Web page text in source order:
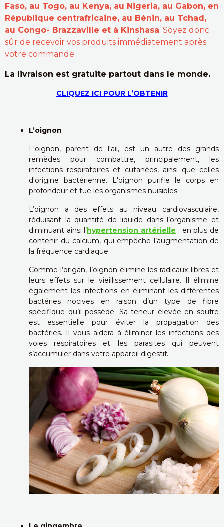
Faso, au Togo, au Kenya, au Nigeria, au Gabon, en
République centrafricaine, au Bénin, au Tchad,
au Congo- Brazzaville et à Kinshasa. Soyez donc
sûr de recevoir vos produits immédiatement après
votre commande.
La livraison est gratuite partout dans le monde.
CLIQUEZ ICI POUR L’OBTENIR
L’oignon
L'oignon, parent de l'ail, est un autre des grands
remèdes pour combattre, principalement, les
infections respiratoires et cutanées, ainsi que celles
d'origine bactérienne. L'oignon purifie le corps en
profondeur et tue les organismes nuisibles.
L’oignon a des effets au niveau cardiovasculaire,
réduisant la quantité de liquide dans l’organisme et
diminuant ainsi l’hypertension artérielle ; en plus de
contenir du calcium, qui empêche l’augmentation de
la fréquence cardiaque.
Comme l’origan, l’oignon élimine les radicaux libres et
leurs effets sur le vieillissement cellulaire. Il élimine
également les infections en éliminant les différentes
bactéries nocives en raison d’un type de fibre
spécifique qu’il possède. Sa teneur élevée en soufre
est essentielle pour éviter la propagation des
bactéries. Il vous aidera à éliminer les infections des
voies respiratoires et les parasites qui peuvent
s’accumuler dans votre appareil digestif.